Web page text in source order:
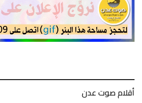
أقلام صوت عدن